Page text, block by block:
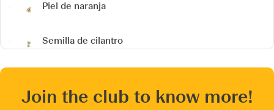
Piel de naranja
Semilla de cilantro
Join the club to know more!